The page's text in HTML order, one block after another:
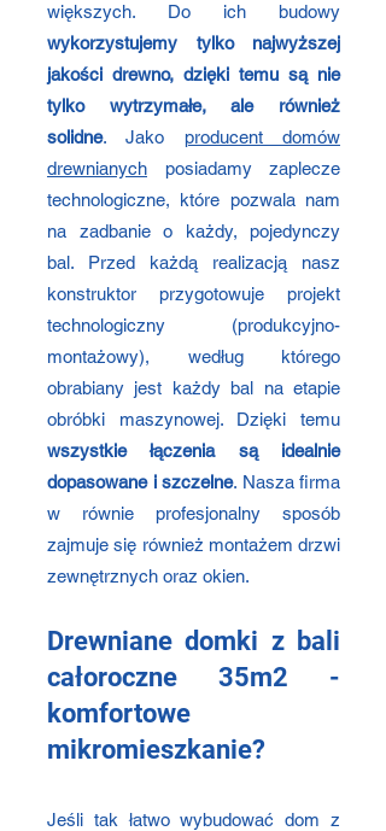
większych. Do ich budowy
wykorzystujemy tylko najwyższej
jakości drewno, dzięki temu są nie
tylko wytrzymałe, ale również
solidne. Jako producent domów
drewnianych posiadamy zaplecze
technologiczne, które pozwala nam
na zadbanie o każdy, pojedynczy
bal. Przed każdą realizacją nasz
konstruktor przygotowuje projekt
technologiczny (produkcyjno-
montażowy), według którego
obrabiany jest każdy bal na etapie
obróbki maszynowej. Dzięki temu
wszystkie łączenia są idealnie
dopasowane i szczelne. Nasza firma
w równie profesjonalny sposób
zajmuje się również montażem drzwi
zewnętrznych oraz okien.
Drewniane domki z bali
całoroczne 35m2 -
komfortowe
mikromieszkanie?
Jeśli tak łatwo wybudować dom z